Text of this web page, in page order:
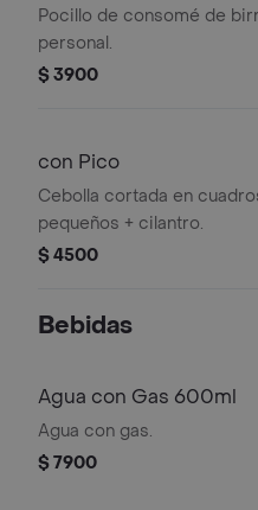
Pocillo de consomé de
personal.
$ 3900
con Pico
Cebolla cortada en
pequeños + cilantro.
$ 4500
Bebidas
Agua con Gas 600ml
Agua con gas.
$ 7900